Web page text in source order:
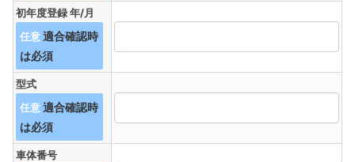
初年度登録 年/月
任意
型式
任意
車体番号